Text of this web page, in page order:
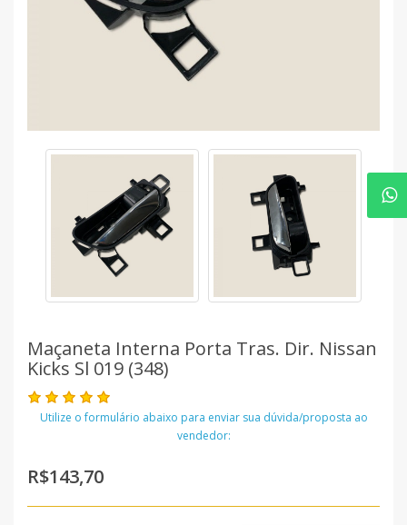
Maçaneta Interna Porta Tras. Dir. Nissan
Kicks Sl 019 (348)
Utilize o formulário abaixo para enviar sua dúvida/proposta ao
vendedor:
R$143,70